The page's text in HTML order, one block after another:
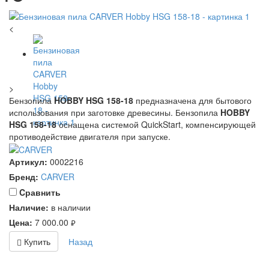
<
>
Бензопила HOBBY HSG 158-18 предназначена для бытового
использования при заготовке древесины. Бензопила HOBBY
HSG 158-18оснащена системой QuickStart, компенсирующей
противодействие двигателя при запуске.
Артикул: 0002216
Бренд: CARVER
Cравнить
Наличие: в наличии
Цена: 7 000.00 руб.
Купить Назад